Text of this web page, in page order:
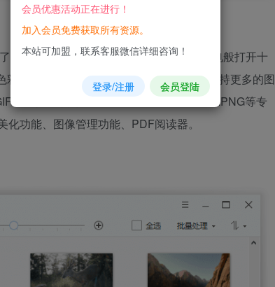
超强图片引擎，在低配置的电脑上也能闪电般打开十
，支持CMYK模式；比传统图片查看器支持更多的图
动画格式，更兼容PSD/RAW/WEBP/JP2APNG等专
功能、图像管理功能、PDF阅读器。
会员优惠活动正在进行！
加入会员免费获取所有资源。
本站可加盟，联系客服微信详细咨询！
登录/注册 会员登陆